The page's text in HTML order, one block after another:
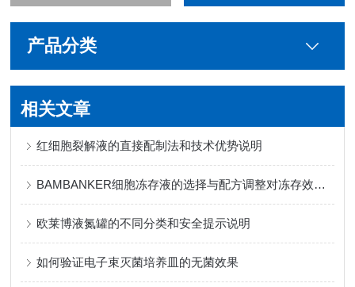
产品分类
相关文章
红细胞裂解液的直接配制法和技术优势说明
BAMBANKER细胞冻存液的选择与配方调整对冻存效果的影响
欧莱博液氮罐的不同分类和安全提示说明
如何验证电子束灭菌培养皿的无菌效果